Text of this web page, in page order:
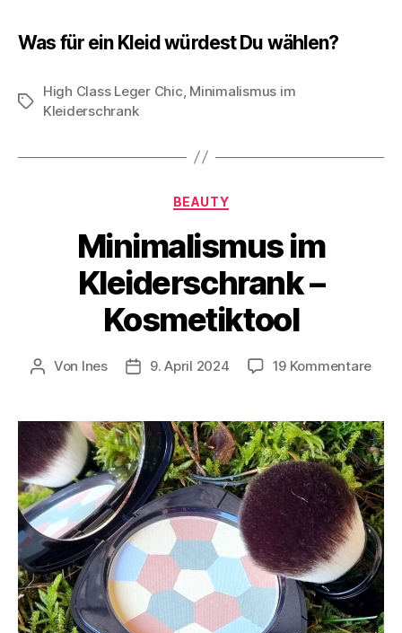
Was für ein Kleid würdest Du wählen?
Schlagwörter
High Class Leger Chic Minimalismus im
Kleiderschrank
Kategorien
BEAUTY
Minimalismus im
Kleiderschrank –
Kosmetiktool
Beitragsautor
Von Ines Veröffentlichungsdatum
9. April 2024 19 Kommentarezu
–